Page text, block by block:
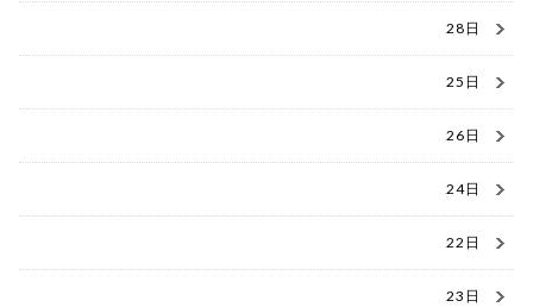
28日
25日
26日
24日
22日
23日